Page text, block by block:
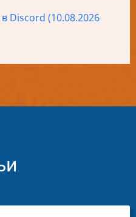
Discord (10.08.2026